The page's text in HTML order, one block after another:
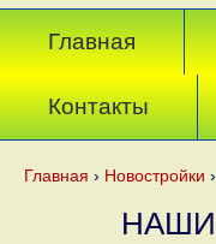
Главная
Контакты
Главная › Новостройки ›
НАШИ